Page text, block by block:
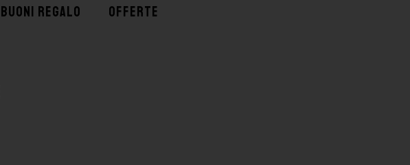
BUONI REGALO OFFERTE